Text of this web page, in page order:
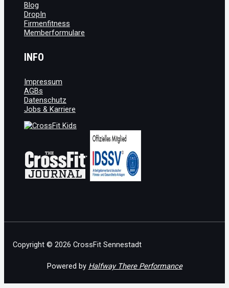
Blog
DropIn
Firmenfitness
Memberformulare
INFO
Impressum
AGBs
Datenschutz
Jobs & Karriere
Copyright © 2026 CrossFit Sennestadt
Powered by Halfway There Performance